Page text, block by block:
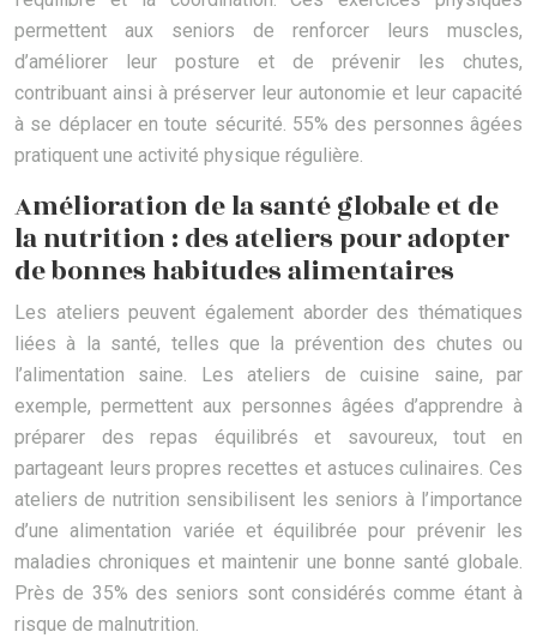
permettent aux seniors de renforcer leurs muscles,
d’améliorer leur posture et de prévenir les chutes,
contribuant ainsi à préserver leur autonomie et leur capacité
à se déplacer en toute sécurité. 55% des personnes âgées
pratiquent une activité physique régulière.
Amélioration de la santé globale et de
la nutrition : des ateliers pour adopter
de bonnes habitudes alimentaires
Les ateliers peuvent également aborder des thématiques
liées à la santé, telles que la prévention des chutes ou
l’alimentation saine. Les ateliers de cuisine saine, par
exemple, permettent aux personnes âgées d’apprendre à
préparer des repas équilibrés et savoureux, tout en
partageant leurs propres recettes et astuces culinaires. Ces
ateliers de nutrition sensibilisent les seniors à l’importance
d’une alimentation variée et équilibrée pour prévenir les
maladies chroniques et maintenir une bonne santé globale.
Près de 35% des seniors sont considérés comme étant à
risque de malnutrition.